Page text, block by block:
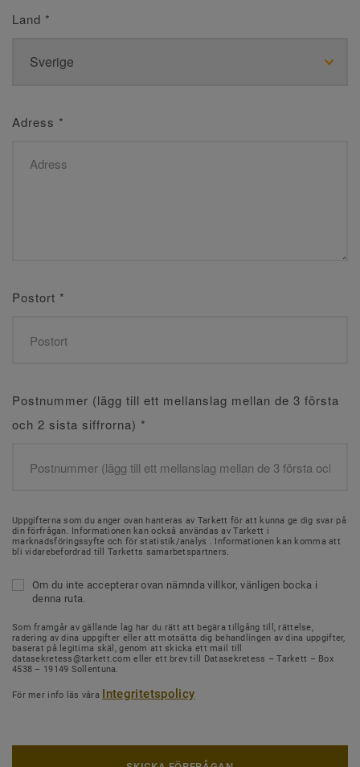
Land *
Adress *
Postort *
Postnummer (lägg till ett mellanslag mellan de 3 första
och 2 sista siffrorna) *
Uppgifterna som du anger ovan hanteras av Tarkett för att kunna ge dig svar på
din förfrågan. Informationen kan också användas av Tarkett i
marknadsföringssyfte och för statistik/analys . Informationen kan komma att
bli vidarebefordrad till Tarketts samarbetspartners.
Om du inte accepterar ovan nämnda villkor, vänligen bocka i
denna ruta.
Som framgår av gällande lag har du rätt att begära tillgång till, rättelse,
radering av dina uppgifter eller att motsätta dig behandlingen av dina uppgifter,
baserat på legitima skäl, genom att skicka ett mail till
datasekretess@tarkett.com eller ett brev till Datasekretess – Tarkett – Box
4538 – 19149 Sollentuna.
För mer info läs våra Integritetspolicy